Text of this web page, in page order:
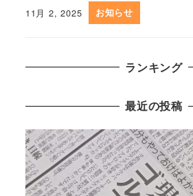
11月 2, 2025 お知らせ
ランキング
最近の投稿